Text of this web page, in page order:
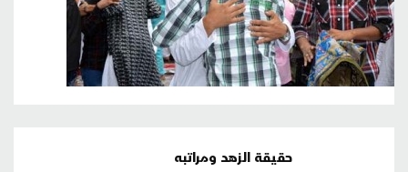
حقيقة الزهد ومراتبه